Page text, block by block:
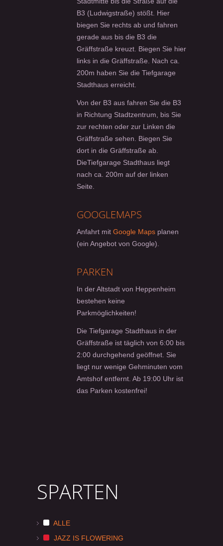
B3 (Ludwigstraße) stößt. Hier
biegen Sie rechts ab und fahren
gerade aus bis die B3 die
Gräffstraße kreuzt. Biegen Sie hier
links in die Gräffstraße. Nach ca.
200m haben Sie die Tiefgarage
Stadthaus erreicht.
Von der B3 aus fahren Sie die B3
in Richtung Stadtzentrum, bis Sie
zur rechten oder zur Linken die
Gräffstraße sehen. Biegen Sie
dort in die Gräffstraße ab.
DieTiefgarage Stadthaus liegt
nach ca. 200m auf der linken
Seite.
GOOGLEMAPS
Anfahrt mit Google Maps planen
(ein Angebot von Google).
PARKEN
In der Altstadt von Heppenheim
bestehen keine
Parkmöglichkeiten!
Die Tiefgarage Stadthaus in der
Gräffstraße ist täglich von 6:00 bis
2:00 durchgehend geöffnet. Sie
liegt nur wenige Gehminuten vom
Amtshof entfernt. Ab 19:00 Uhr ist
das Parken kostenfrei!
SPARTEN
ALLE
JAZZ IS FLOWERING